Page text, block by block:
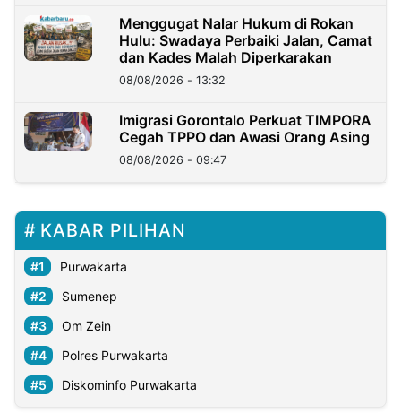
Menggugat Nalar Hukum di Rokan
Hulu: Swadaya Perbaiki Jalan, Camat
dan Kades Malah Diperkarakan
08/08/2026 - 13:32
Imigrasi Gorontalo Perkuat TIMPORA
Cegah TPPO dan Awasi Orang Asing
08/08/2026 - 09:47
KABAR PILIHAN
Purwakarta
Sumenep
Om Zein
Polres Purwakarta
Diskominfo Purwakarta